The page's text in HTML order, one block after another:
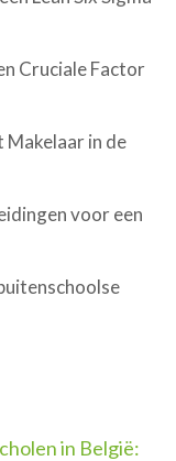
Cruciale Factor
in de
voor een
in België: